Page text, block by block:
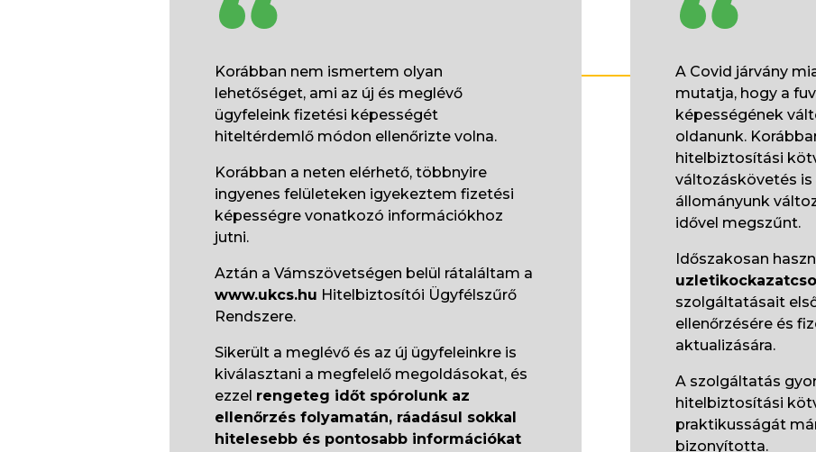
Korábban nem ismertem olyan
lehetőséget, ami az új és meglévő
ügyfeleink fizetési képességét
hiteltérdemlő módon ellenőrizte volna.
Korábban a neten elérhető, többnyire
ingyenes felületeken igyekeztem fizetési
képességre vonatkozó információkhoz
jutni.
Aztán a Vámszövetségen belül rátaláltam a
www.ukcs.hu Hitelbiztosítói Ügyfélszűrő
Rendszere.
Sikerült a meglévő és az új ügyfeleinkre is
kiválasztani a megfelelő megoldásokat, és
ezzel rengeteg időt spórolunk az
ellenőrzés folyamatán, ráadásul sokkal
hitelesebb és pontosabb információkat
A Covid járvány
mutatja, hogy a
képességének
oldanunk.
hitelbiztosítási
változáskövetés is
állományunk
idővel megszűnt.
Időszakosan
szolgáltatásait
ellenőrzésére és
aktualizására.
A szolgáltatás
hitelbiztosítási
praktikusságát
bizonyította.